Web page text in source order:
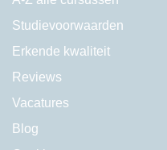
Studievoorwaarden
Erkende kwaliteit
Reviews
Vacatures
Blog